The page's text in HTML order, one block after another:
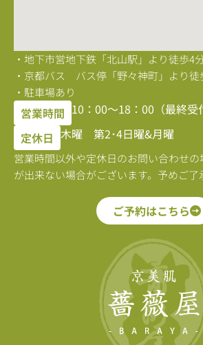
・地下市営地下鉄「北山駅」より徒歩4
・京都バス バス停「野々神町」より徒
・駐車場あり
営業時間 10：00〜18：00（最終受
定休日 木曜 第2･4日曜&月曜
営業時間以外や定休日のお問い合わせ
が出来ない場合がございます。予めご了
ご予約はこちら